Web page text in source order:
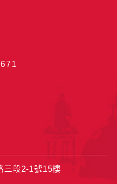
三段2-1號15樓